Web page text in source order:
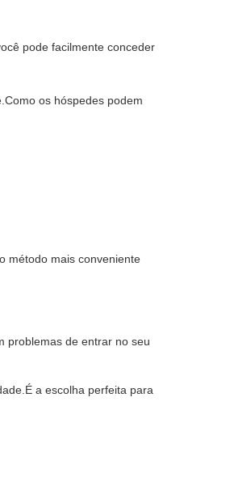
pode facilmente conceder
os hóspedes podem
método mais conveniente
problemas de entrar no seu
a escolha perfeita para